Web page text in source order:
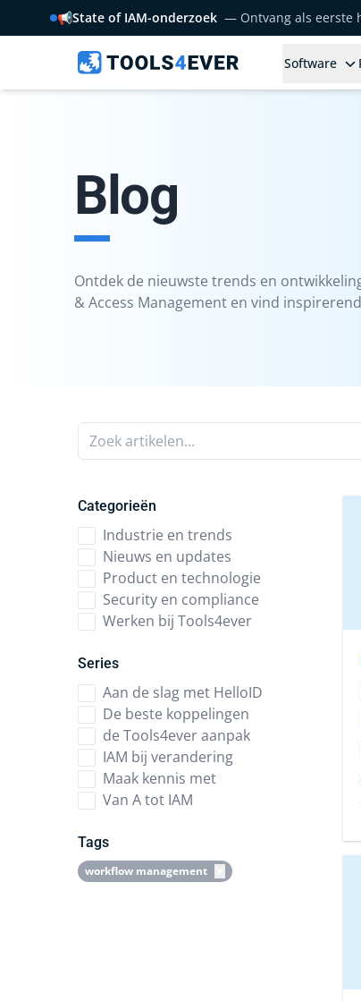
📢State of IAM-onderzoek — Ontvang als eerste
Software
Blog
Ontdek de nieuwste trends en
& Access Management en vind
Zoek artikelen...
Categorieën
Industrie en trends
Nieuws en updates
Product en technologie
Security en compliance
Werken bij Tools4ever
Series
Aan de slag met HelloID
De beste koppelingen
de Tools4ever aanpak
IAM bij verandering
Maak kennis met
Van A tot IAM
Tags
workflow management